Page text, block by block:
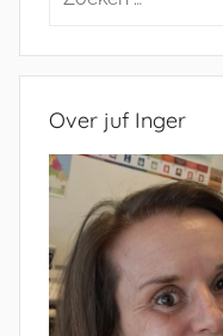
Over juf Inger